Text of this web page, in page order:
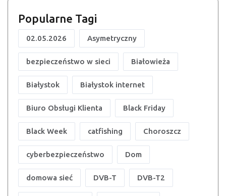
Popularne Tagi
02.05.2026 Asymetryczny
bezpieczeństwo w sieci Białowieża
Białystok Białystok internet
Biuro Obsługi Klienta Black Friday
Black Week catfishing Choroszcz
cyberbezpieczeństwo Dom
domowa sieć DVB-T DVB-T2